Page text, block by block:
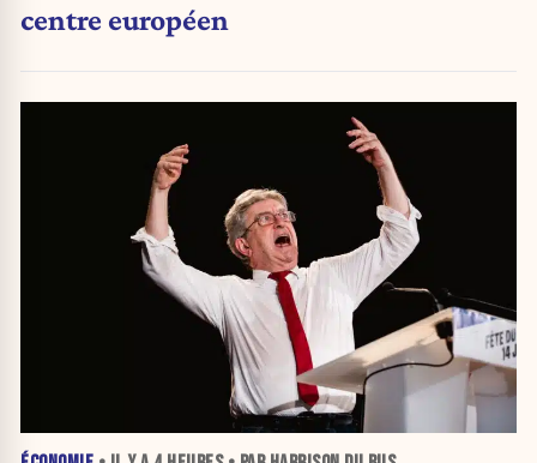
centre européen